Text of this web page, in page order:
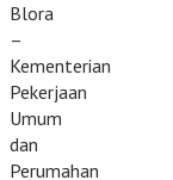
Blora
–
Kementerian
Pekerjaan
Umum
dan
Perumahan